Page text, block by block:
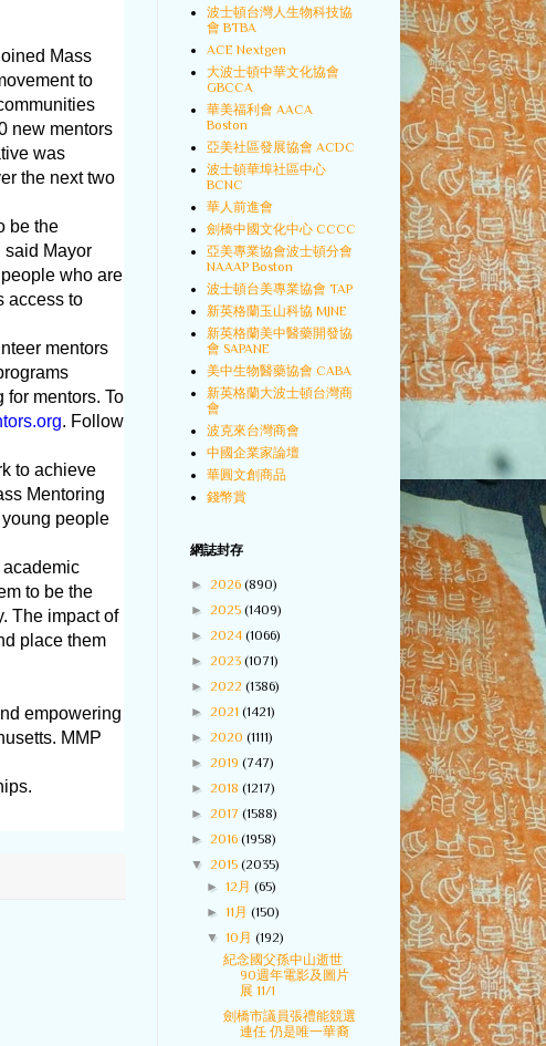
Mass
to
new mentors
was
the next two
be the
said Mayor
who are
access to
mentors
mentors. To
. Follow
to achieve
Mentoring
people
academic
to be the
The impact of
place them
empowering
MMP
波士頓台灣人生物科技協
會 BTBA
ACE Nextgen
大波士頓中華文化協會
GBCCA
華美福利會 AACA
Boston
亞美社區發展協會 ACDC
波士頓華埠社區中心
BCNC
華人前進會
劍橋中國文化中心 CCCC
亞美專業協會波士頓分會
NAAAP Boston
波士頓台美專業協會 TAP
新英格蘭玉山科協 MJNE
新英格蘭美中醫藥開發協
會 SAPANE
美中生物醫藥協會 CABA
新英格蘭大波士頓台灣商
會
波克來台灣商會
中國企業家論壇
華圓文創商品
錢幣賞
網誌封存
► 2026 (890)
► 2025 (1409)
► 2024 (1066)
► 2023 (1071)
► 2022 (1386)
► 2021 (1421)
► 2020 (1111)
► 2019 (747)
► 2018 (1217)
► 2017 (1588)
► 2016 (1958)
▼ 2015 (2035)
►12月(65)
►11月(150)
▼10月(192)
紀念國父孫中山逝世
90週年電影及圖片
展 11/1
劍橋市議員張禮能競選
連任 仍是唯一華裔